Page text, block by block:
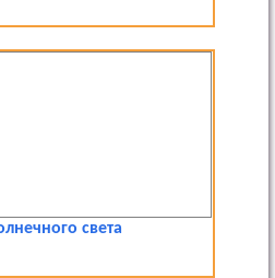
света